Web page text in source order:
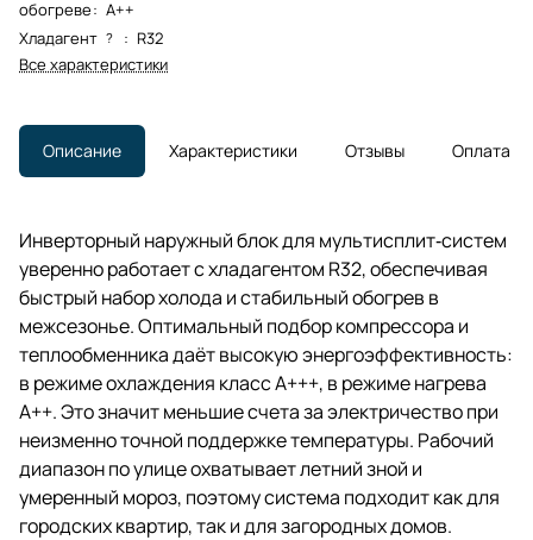
обогреве: A++
Хладагент ? : R32
Все характеристики
Описание Характеристики Отзывы Оплата
Инверторный наружный блок для мультисплит‑систем
уверенно работает с хладагентом R32, обеспечивая
быстрый набор холода и стабильный обогрев в
межсезонье. Оптимальный подбор компрессора и
теплообменника даёт высокую энергоэффективность:
в режиме охлаждения класс A+++, в режиме нагрева
A++. Это значит меньшие счета за электричество при
неизменно точной поддержке температуры. Рабочий
диапазон по улице охватывает летний зной и
умеренный мороз, поэтому система подходит как для
городских квартир, так и для загородных домов.